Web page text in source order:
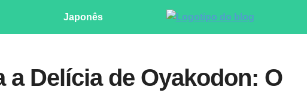
Japonês
a Delícia de Oyakodon: O